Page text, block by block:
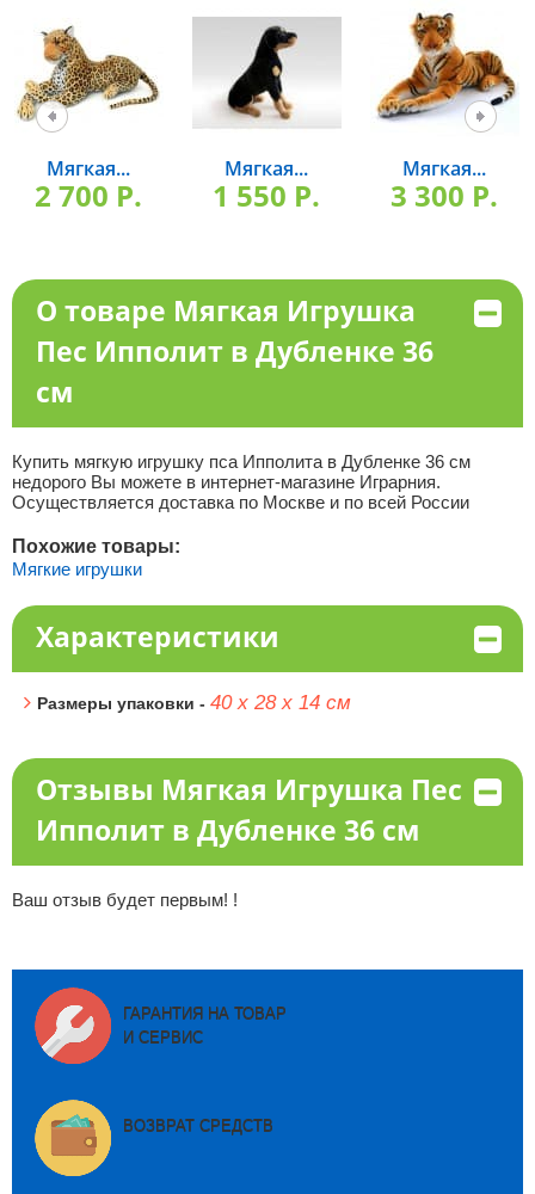
Мягкая...
2 700 P.
Мягкая...
1 550 P.
Мягкая...
3 300 P.
О товаре Мягкая Игрушка
Пес Ипполит в Дубленке 36
см
Купить мягкую игрушку пса Ипполита в Дубленке 36 см
недорого Вы можете в интернет-магазине Играрния.
Осуществляется доставка по Москве и по всей России
Похожие товары:
Мягкие игрушки
Характеристики
Размеры упаковки - 40 х 28 х 14 см
Отзывы Мягкая Игрушка Пес
Ипполит в Дубленке 36 см
Ваш отзыв будет первым! !
ГАРАНТИЯ НА ТОВАР
И СЕРВИС
ВОЗВРАТ СРЕДСТВ